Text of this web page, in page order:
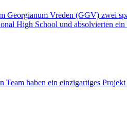
Vreden (GGV) zwei
High School und absolvierten
haben ein einzigartiges